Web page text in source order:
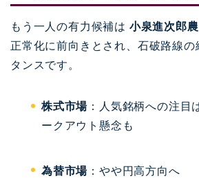
もう一人の有力候補は 小泉進次郎
正常化に前向きとされ、石破路線の
タンスです。
株式市場 ：人気銘柄への注目
ークアウト懸念も
為替市場 ：やや円高方向へ